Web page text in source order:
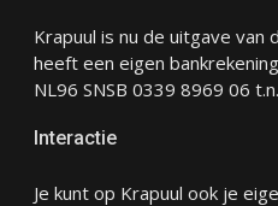
Krapuul is nu de uitgave van
heeft een eigen
NL96 SNSB 0339 8969 06
Interactie
Je kunt op Krapuul ook je